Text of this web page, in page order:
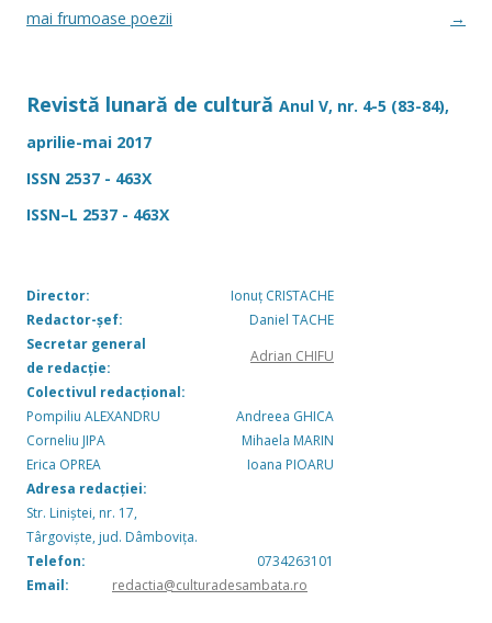
în
mai frumoase poezii
→
Revistă lunară de cultură Anul V, nr. 4-5 (83-84),
aprilie-mai 2017
ISSN 2537 - 463X
ISSN–L 2537 - 463X
Director:
Ionuț CRISTACHE
Redactor-șef:
Daniel TACHE
Secretar general
de redacție:
Adrian CHIFU
Colectivul redacțional:
Pompiliu ALEXANDRU
Andreea GHICA
Corneliu JIPA
Mihaela MARIN
Erica OPREA
Ioana PIOARU
Adresa redacției:
Str. Liniștei, nr. 17,
Târgoviște, jud. Dâmbovița.
Telefon:
0734263101
Email: redactia@culturadesambata.ro